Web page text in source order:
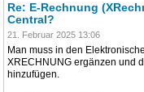
Re: E-Rechnung
Central?
21. Februar 2025 13:06
Man muss in den
XRECHNUNG ergänzen und
hinzufügen.